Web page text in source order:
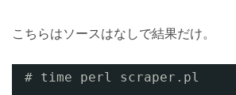
こちらはソースはなしで結果だけ。
# time perl scraper.pl